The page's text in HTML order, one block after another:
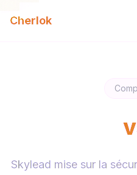
Cherlok
Skylead mise sur la